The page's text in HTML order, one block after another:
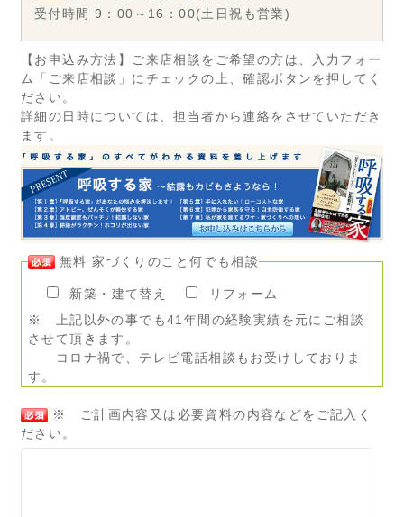
受付時間 9：00～16：00(土日祝も営業)
【お申込み方法】ご来店相談をご希望の方は、入力フォー
ム「ご来店相談」にチェックの上、確認ボタンを押してく
ださい。
詳細の日時については、担当者から連絡をさせていただき
ます。
無料 家づくりのこと何でも相談
新築・建て替え
リフォーム
※ 上記以外の事でも41年間の経験実績を元にご相談
させて頂きます。
コロナ禍で、テレビ電話相談もお受けしておりま
す。
※ ご計画内容又は必要資料の内容などをご記入く
ださい。